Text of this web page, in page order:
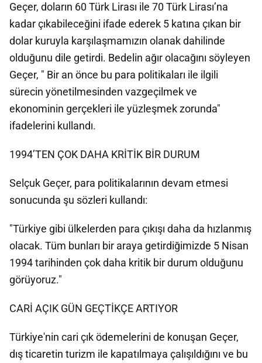
Geçer, doların 60 Türk Lirası ile 70 Türk Lirası’na
kadar çıkabileceğini ifade ederek 5 katına çıkan bir
dolar kuruyla karşılaşmamızın olanak dahilinde
olduğunu dile getirdi. Bedelin ağır olacağını söyleyen
Geçer, " Bir an önce bu para politikaları ile ilgili
sürecin yönetilmesinden vazgeçilmek ve
ekonominin gerçekleri ile yüzleşmek zorunda"
ifadelerini kullandı.
1994’TEN ÇOK DAHA KRİTİK BİR DURUM
Selçuk Geçer, para politikalarının devam etmesi
sonucunda şu sözleri kullandı:
"Türkiye gibi ülkelerden para çıkışı daha da hızlanmış
olacak. Tüm bunları bir araya getirdiğimizde 5 Nisan
1994 tarihinden çok daha kritik bir durum olduğunu
görüyoruz."
CARİ AÇIK GÜN GEÇTİKÇE ARTIYOR
Türkiye'nin cari çık ödemelerini de konuşan Geçer,
dış ticaretin turizm ile kapatılmaya çalışıldığını ve bu